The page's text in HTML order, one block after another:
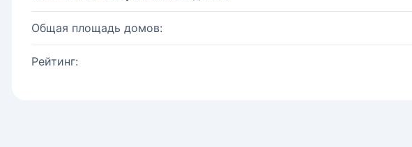
Общая площадь домов:
Рейтинг: